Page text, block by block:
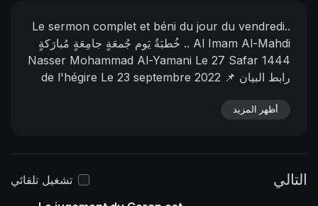
Le sermon complet et béni du jour du vendredi..
خُطبَةُ يَوم جُمعَةٍ جامِعَةٍ مُبارَكةٍ .. Al Imam Al-Mahdi
Nasser Mohammad Al-Yamani Le 27 Safar 1444
de l'hégire Le 23 septembre 2022 📌 رابط البيان
alyamani.org/sh....owthread.php?p=39737
أظهر المزيد
التالي
تشغيل تلقائي